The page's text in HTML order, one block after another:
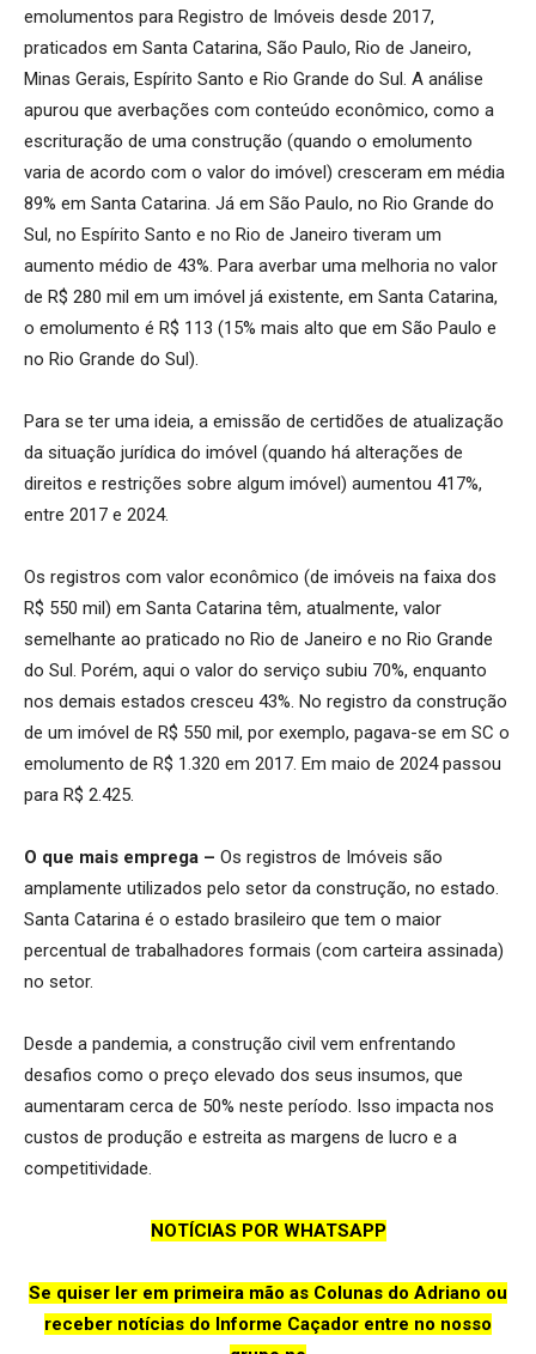
emolumentos para Registro de Imóveis desde 2017,
praticados em Santa Catarina, São Paulo, Rio de Janeiro,
Minas Gerais, Espírito Santo e Rio Grande do Sul. A análise
apurou que averbações com conteúdo econômico, como a
escrituração de uma construção (quando o emolumento
varia de acordo com o valor do imóvel) cresceram em média
89% em Santa Catarina. Já em São Paulo, no Rio Grande do
Sul, no Espírito Santo e no Rio de Janeiro tiveram um
aumento médio de 43%. Para averbar uma melhoria no valor
de R$ 280 mil em um imóvel já existente, em Santa Catarina,
o emolumento é R$ 113 (15% mais alto que em São Paulo e
no Rio Grande do Sul).
Para se ter uma ideia, a emissão de certidões de atualização
da situação jurídica do imóvel (quando há alterações de
direitos e restrições sobre algum imóvel) aumentou 417%,
entre 2017 e 2024.
Os registros com valor econômico (de imóveis na faixa dos
R$ 550 mil) em Santa Catarina têm, atualmente, valor
semelhante ao praticado no Rio de Janeiro e no Rio Grande
do Sul. Porém, aqui o valor do serviço subiu 70%, enquanto
nos demais estados cresceu 43%. No registro da construção
de um imóvel de R$ 550 mil, por exemplo, pagava-se em SC o
emolumento de R$ 1.320 em 2017. Em maio de 2024 passou
para R$ 2.425.
O que mais emprega – Os registros de Imóveis são
amplamente utilizados pelo setor da construção, no estado.
Santa Catarina é o estado brasileiro que tem o maior
percentual de trabalhadores formais (com carteira assinada)
no setor.
Desde a pandemia, a construção civil vem enfrentando
desafios como o preço elevado dos seus insumos, que
aumentaram cerca de 50% neste período. Isso impacta nos
custos de produção e estreita as margens de lucro e a
competitividade.
NOTÍCIAS POR WHATSAPP
Se quiser ler em primeira mão as Colunas do Adriano ou
receber notícias do Informe Caçador entre no nosso